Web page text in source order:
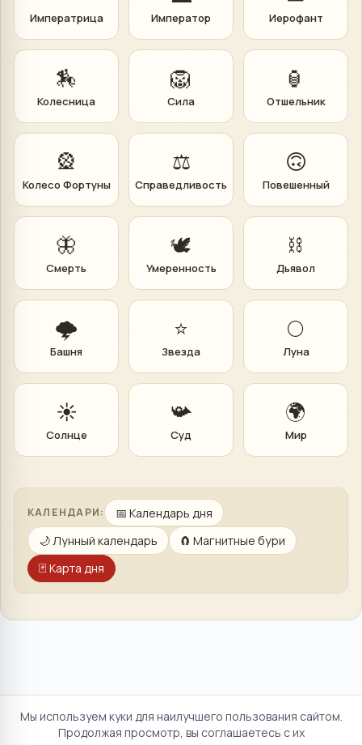
Императрица Император Иерофант
🏇
Колесница
🦁
Сила
🏮
Отшельник
🎡
Колесо Фортуны
⚖️
Справедливость
🙃
Повешенный
🦋
Смерть
🕊️
Умеренность
⛓️
Дьявол
🌩️
Башня
⭐
Звезда
🌕
Луна
☀️
Солнце
📯
Суд
🌍
Мир
КАЛЕНДАРИ: 📅 Календарь дня
🌙Лунный календарь 🧲 Магнитные бури
🃏 Карта дня
Мы используем куки для наилучшего пользования сайтом.
Продолжая просмотр, вы соглашаетесь с их